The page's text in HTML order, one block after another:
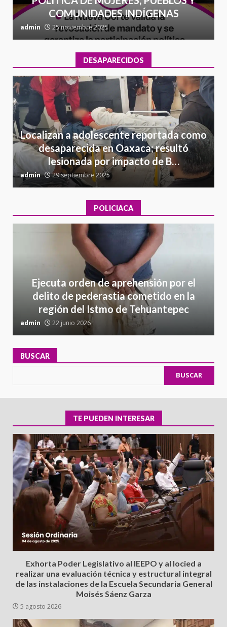
COMUNIDADES INDÍGENAS
admin 25 noviembre 2025
DESAPARECIDOS
Localizan a adolescente reportada como
desaparecida en Oaxaca; resultó
lesionada por impacto de B…
admin 29 septiembre 2025
POLICIACA
Ejecuta orden de aprehensión por el
delito de pederastia cometido en la
región del Istmo de Tehuantepec
admin 22 junio 2026
BUSCAR
BUSCAR
TE PUEDEN INTERESAR
Exhorta Poder Legislativo al IEEPO y al Iocied a
realizar una evaluación técnica y estructural integral
de las instalaciones de la Escuela Secundaria General
Moisés Sáenz Garza
5 agosto 2026